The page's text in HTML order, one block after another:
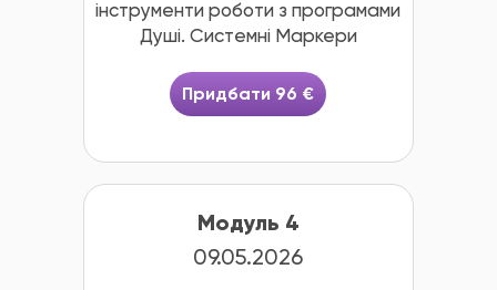
Модуль 4
09.05.2026
інструменти роботи з програмами
Душі. Системні Маркери
Придбати 96 €